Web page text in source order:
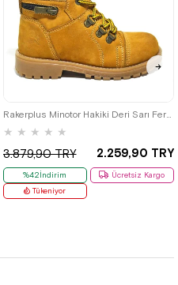
Rakerplus Minotor Hakiki Deri Sarı Fermuarlı Çocuk Bot
★ ★ ★ ★ ★
2.259,90 TRY
3.879,90 TRY
%42İndirim
Ücretsiz Kargo
Tükeniyor
26 27 28 29 30 31
32